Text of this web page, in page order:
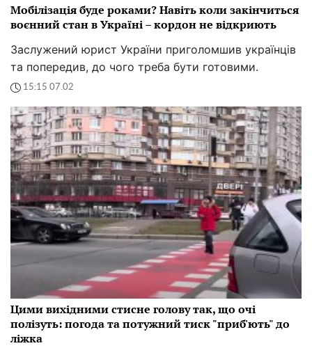
Мобілізація буде роками? Навіть коли закінчиться
воєнний стан в Україні – кордон не відкриють
Заслужений юрист України приголомшив українців
та попередив, до чого треба бути готовими.
15:15 07.02
Цими вихідними стисне голову так, що очі
полізуть: погода та потужний тиск "приб'ють" до
ліжка